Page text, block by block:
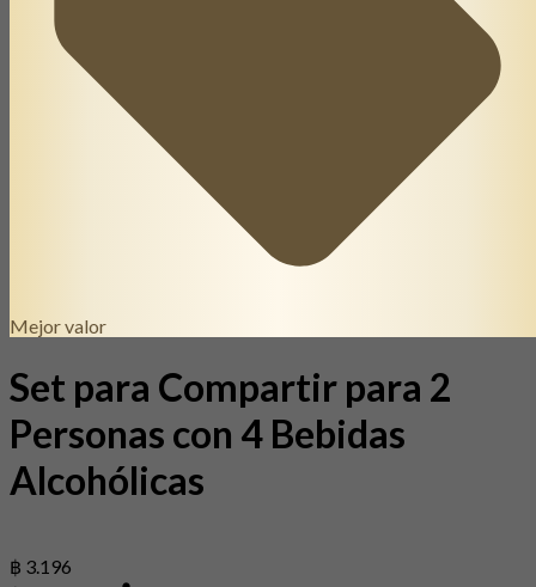
Mejor valor
Set para Compartir para 2
Personas con 4 Bebidas
Alcohólicas
฿ 3.196